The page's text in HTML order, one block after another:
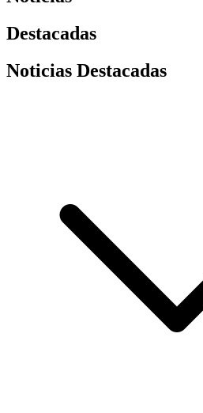
Destacadas
Noticias Destacadas